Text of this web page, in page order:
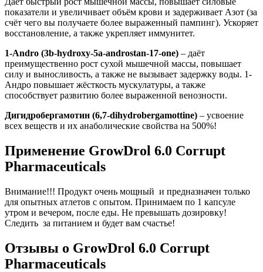
показатели и увеличивает объём крови и задерживает Азот (за
счёт чего вы получаете более выраженный пампинг). Ускоряет
восстановление, а также укрепляет иммунитет.
1-Andro (3b-hydroxy-5a-androstan-17-one) – даёт
преимущественно рост сухой мышечной массы, повышает
силу и выносливость, а также не вызывает задержку воды. 1-
Андро повышает жёсткость мускулатуры, а также
способствует развитию более выраженной венозности.
Дигидробергамотин (6,7-dihydrobergamottine) – усвоение
всех веществ и их анаболические свойства на 500%!
Применение GrowDrol 6.0 Corrupt
Pharmaceuticals
Внимание!!! Продукт очень мощный и предназначен только
для опытных атлетов с опытом. Принимаем по 1 капсуле
утром и вечером, после еды. Не превышать дозировку!
Следить за питанием и будет вам счастье!
Отзывы о GrowDrol 6.0 Corrupt
Pharmaceuticals